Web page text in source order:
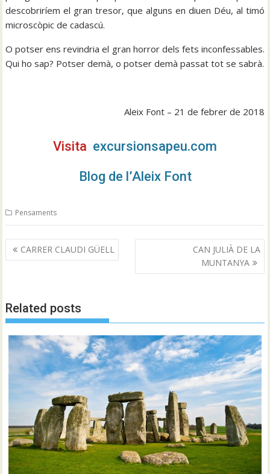
descobriríem el gran tresor, que alguns en diuen Déu, al timó
microscòpic de cadascú.
O potser ens revindria el gran horror dels fets inconfessables.
Qui ho sap? Potser demà, o potser demà passat tot se sabrà.
Aleix Font – 21 de febrer de 2018
Visita excursionsapeu.com
Blog de l’Aleix Font
Pensaments
Navegació
d'entrades
CARRER CLAUDI GÜELL
CAN JULIÀ DE LA
MUNTANYA
Related posts